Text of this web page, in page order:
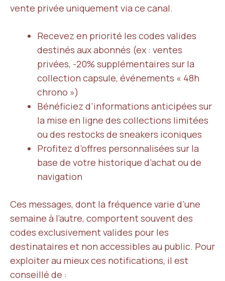
vente privée uniquement via ce canal.
Recevez en priorité les codes valides
destinés aux abonnés (ex : ventes
privées, -20% supplémentaires sur la
collection capsule, événements « 48h
chrono »)
Bénéficiez d’informations anticipées sur
la mise en ligne des collections limitées
ou des restocks de sneakers iconiques
Profitez d’offres personnalisées sur la
base de votre historique d’achat ou de
navigation
Ces messages, dont la fréquence varie d’une
semaine à l’autre, comportent souvent des
codes exclusivement valides pour les
destinataires et non accessibles au public. Pour
exploiter au mieux ces notifications, il est
conseillé de :